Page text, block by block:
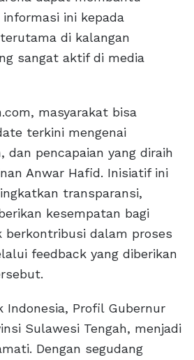
ini kepada
di kalangan
sangat aktif di media
masyarakat bisa
terkini mengenai
dan pencapaian yang diraih
Anwar Hafid. Inisiatif ini
transparansi,
kesempatan bagi
berkontribusi dalam proses
feedback yang diberikan
Indonesia, Profil Gubernur
Sulawesi Tengah, menjadi
Dengan segudang